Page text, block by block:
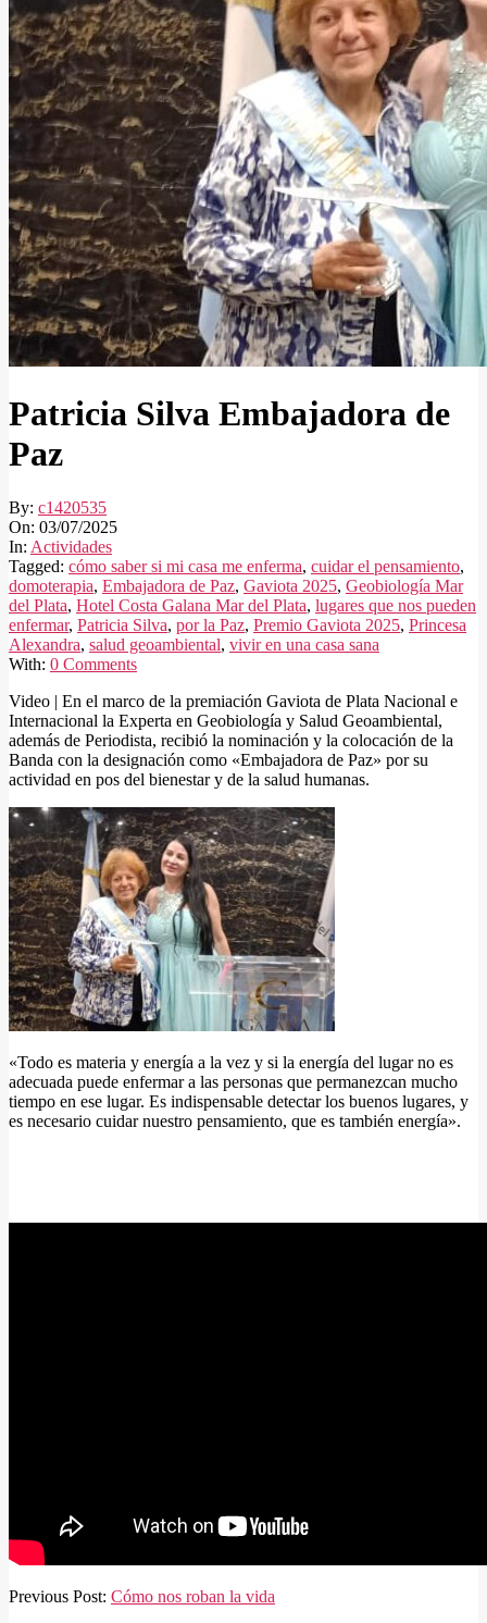
Patricia Silva Embajadora de
Paz
By: c1420535
On: 03/07/2025
In: Actividades
Tagged: cómo saber si mi casa me enferma, cuidar el pensamiento,
domoterapia, Embajadora de Paz, Gaviota 2025, Geobiología Mar
del Plata, Hotel Costa Galana Mar del Plata, lugares que nos pueden
enfermar, Patricia Silva, por la Paz, Premio Gaviota 2025, Princesa
Alexandra, salud geoambiental, vivir en una casa sana
With: 0 Comments
Video | En el marco de la premiación Gaviota de Plata Nacional e
Internacional la Experta en Geobiología y Salud Geoambiental,
además de Periodista, recibió la nominación y la colocación de la
Banda con la designación como «Embajadora de Paz» por su
actividad en pos del bienestar y de la salud humanas.
«Todo es materia y energía a la vez y si la energía del lugar no es
adecuada puede enfermar a las personas que permanezcan mucho
tiempo en ese lugar. Es indispensable detectar los buenos lugares, y
es necesario cuidar nuestro pensamiento, que es también energía».
2025-
Previous Post: Cómo nos roban la vida